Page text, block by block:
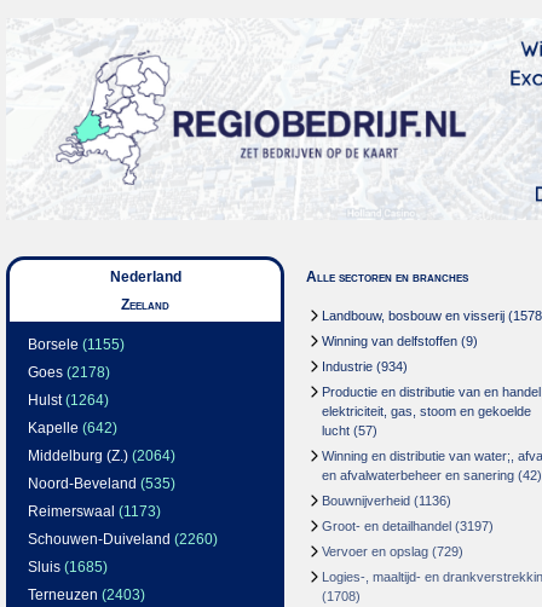
Nederland
Zeeland
Borsele (1155)
Goes (2178)
Hulst(1264)
Kapelle (642)
Middelburg (Z.) (2064)
Noord-Beveland (535)
Reimerswaal (1173)
Schouwen-Duiveland (2260)
Sluis (1685)
Terneuzen (2403)
Alle sectoren en branches
Landbouw, bosbouw en visserij
Winning van delfstoffen (9)
Industrie (934)
Productie en distributie van en
elektriciteit, gas, stoom en gekoelde
lucht (57)
Winning en distributie van water;,
en afvalwaterbeheer en sanering (42)
Bouwnijverheid (1136)
Groot- en detailhandel (3197)
Vervoer en opslag (729)
Logies-, maaltijd- en
(1708)